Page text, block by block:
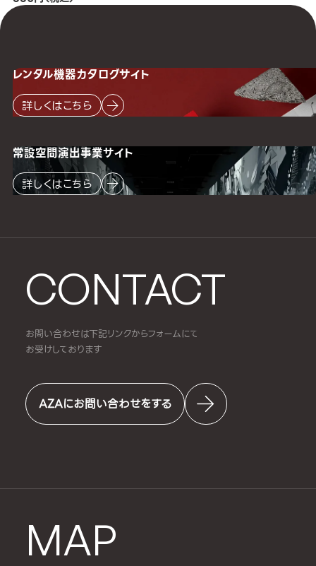
CONTACT
お問い合わせは下記リンクからフォームにて
お受けしております
AZAにお問い合わせをする
MAP
レンタル機器カタログサイト
詳しくはこちら
常設空間演出事業サイト
詳しくはこちら